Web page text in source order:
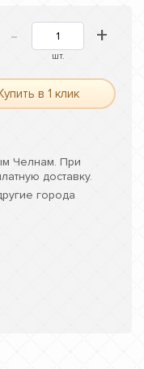
- +
шт.
в 1 клик
Челнам. При
доставку.
города